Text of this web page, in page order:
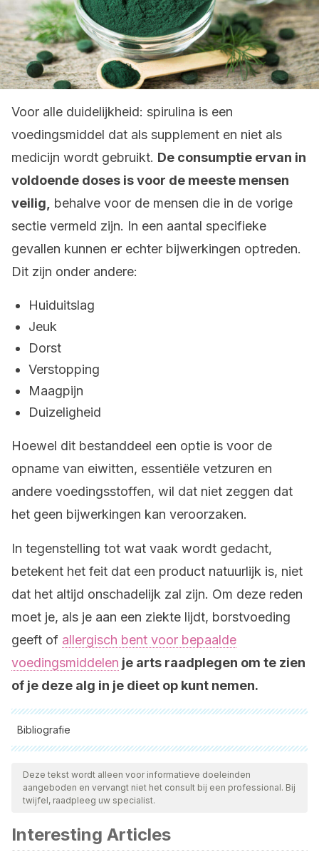
Voor alle duidelijkheid: spirulina is een
voedingsmiddel dat als supplement en niet als
medicijn wordt gebruikt. De consumptie ervan in
voldoende doses is voor de meeste mensen
veilig,
behalve voor de mensen die in de vorige
sectie vermeld zijn. In een aantal specifieke
gevallen kunnen er echter bijwerkingen optreden.
Dit zijn onder andere:
Huiduitslag
Jeuk
Dorst
Verstopping
Maagpijn
Duizeligheid
Hoewel dit bestanddeel een optie is voor de
opname van eiwitten, essentiële vetzuren en
andere voedingsstoffen, wil dat niet zeggen dat
het geen bijwerkingen kan veroorzaken.
In tegenstelling tot wat vaak wordt gedacht,
betekent het feit dat een product natuurlijk is, niet
dat het altijd onschadelijk zal zijn. Om deze reden
moet je, als je aan een ziekte lijdt, borstvoeding
geeft of allergisch bent voor bepaalde
voedingsmiddelen je arts raadplegen om te zien
of je deze alg in je dieet op kunt nemen.
Bibliografie
Alle aangehaalde bronnen zijn grondig gecontroleerd door
ons team om hun kwaliteit, betrouwbaarheid, actualiteit en
geldigheid te waarborgen. De bibliografie van dit artikel werd
Chen, Y. Y., Chen, J. C., Tayag, C. M., Li, H. F., Putra, D. F.,
Kuo, Y. H., … & Chang, Y. H. (2016). Spirulina elicits the
Deze tekst wordt alleen voor informatieve doeleinden
aangeboden en vervangt niet het consult bij een professional. Bij
twijfel, raadpleeg uw specialist.
Interesting Articles